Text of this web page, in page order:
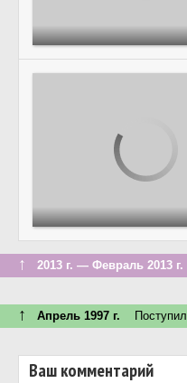
↑ 2013 г. — Февраль 2013 г.
↑ Апрель 1997 г. Поступил
Ваш комментарий